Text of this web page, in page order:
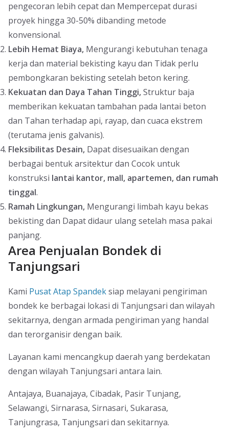
pengecoran lebih cepat dan Mempercepat durasi
proyek hingga 30-50% dibanding metode
konvensional.
Lebih Hemat Biaya, Mengurangi kebutuhan tenaga
kerja dan material bekisting kayu dan Tidak perlu
pembongkaran bekisting setelah beton kering.
Kekuatan dan Daya Tahan Tinggi,Struktur baja
memberikan kekuatan tambahan pada lantai beton
dan Tahan terhadap api, rayap, dan cuaca ekstrem
(terutama jenis galvanis).
Fleksibilitas Desain, Dapat disesuaikan dengan
berbagai bentuk arsitektur dan Cocok untuk
konstruksi lantai kantor, mall, apartemen, dan rumah
tinggal.
Ramah Lingkungan, Mengurangi limbah kayu bekas
bekisting dan Dapat didaur ulang setelah masa pakai
panjang.
Area Penjualan Bondek di
Tanjungsari
Kami Pusat Atap Spandeksiap melayani pengiriman
bondek ke berbagai lokasi di Tanjungsari dan wilayah
sekitarnya, dengan armada pengiriman yang handal
dan terorganisir dengan baik.
Layanan kami mencangkup daerah yang berdekatan
dengan wilayah Tanjungsari antara lain.
Antajaya, Buanajaya, Cibadak, Pasir Tunjang,
Selawangi, Sirnarasa, Sirnasari, Sukarasa,
Tanjungrasa, Tanjungsari dan sekitarnya.